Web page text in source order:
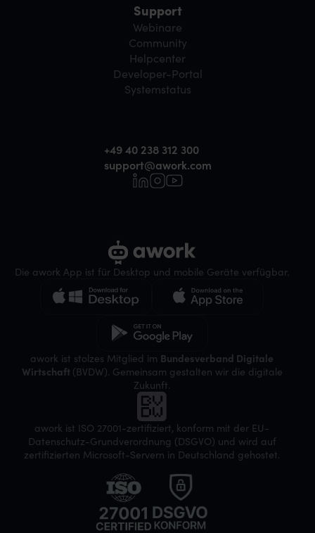
awork ist ISO 27001-zertifiziert, konform mit der EU-
Datenschutz-Grundverordnung (DSGVO) und wird auf
zertifizierten Microsoft-Servern in Deutschland gehostet.
Die awork App ist für Desktop und mobile Geräte verfügbar.
awork ist stolzes Mitglied im Bundesverband Digitale
Wirtschaft (BVDW). Gemeinsam gestalten wir die digitale
Zukunft.
Support
Webinare
Community
Helpcenter
Developer-Portal
Systemstatus
+49 40 238 312 300
support@awork.com